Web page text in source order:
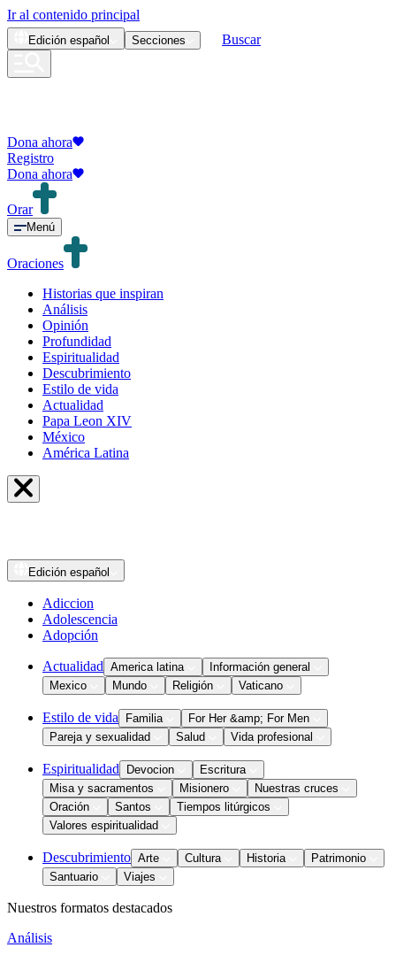
Ir al contenido principal
Edición español Secciones Buscar
Dona ahora
Registro
Dona ahora
Orar
Menú
Oraciones
Historias que inspiran
Análisis
Opinión
Profundidad
Espiritualidad
Descubrimiento
Estilo de vida
Actualidad
Papa Leon XIV
México
América Latina
Edición español
Adiccion
Adolescencia
Adopción
Actualidad America latina
Información general
Mexico
Mundo Religión Vaticano
Estilo de vida Familia
For Her &amp; For Men
Pareja y sexualidad
Salud Vida profesional
Espiritualidad Devocion
Escritura
Misa y sacramentos
Misionero
Nuestras cruces
Oración
Santos
Tiempos litúrgicos
Valores espiritualidad
Descubrimiento Arte Cultura Historia
Patrimonio
Santuario
Viajes
Nuestros formatos destacados
Análisis